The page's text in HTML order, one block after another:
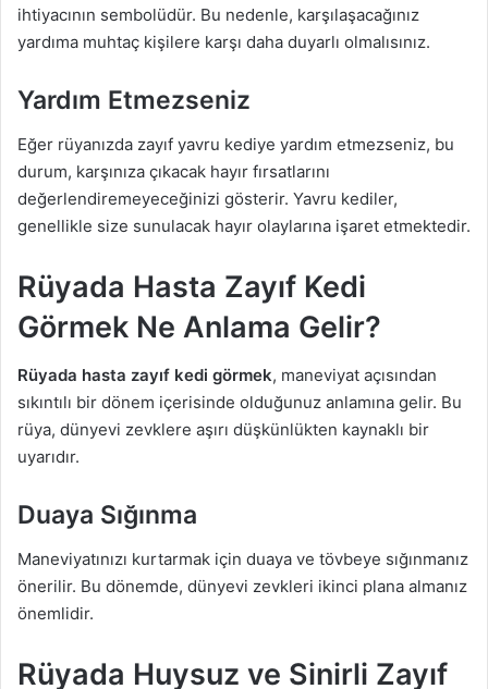
ihtiyacının sembolüdür. Bu nedenle, karşılaşacağınız
yardıma muhtaç kişilere karşı daha duyarlı olmalısınız.
Yardım Etmezseniz
Eğer rüyanızda zayıf yavru kediye yardım etmezseniz, bu
durum, karşınıza çıkacak hayır fırsatlarını
değerlendiremeyeceğinizi gösterir. Yavru kediler,
genellikle size sunulacak hayır olaylarına işaret etmektedir.
Rüyada Hasta Zayıf Kedi
Görmek Ne Anlama Gelir?
Rüyada hasta zayıf kedi görmek, maneviyat açısından
sıkıntılı bir dönem içerisinde olduğunuz anlamına gelir. Bu
rüya, dünyevi zevklere aşırı düşkünlükten kaynaklı bir
uyarıdır.
Duaya Sığınma
Maneviyatınızı kurtarmak için duaya ve tövbeye sığınmanız
önerilir. Bu dönemde, dünyevi zevkleri ikinci plana almanız
önemlidir.
Rüyada Huysuz ve Sinirli Zayıf